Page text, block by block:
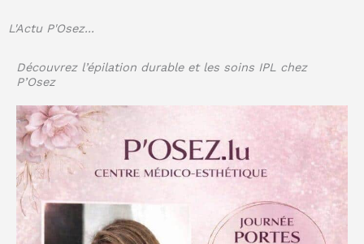
L'Actu P'Osez...
Découvrez l’épilation durable et les soins IPL chez
P’Osez